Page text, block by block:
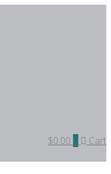
$0.00 0 Cart